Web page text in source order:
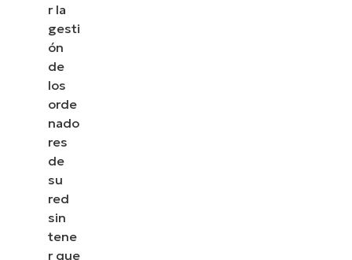
r la
gesti
ón
de
los
orde
nado
res
de
su
red
sin
tene
r que